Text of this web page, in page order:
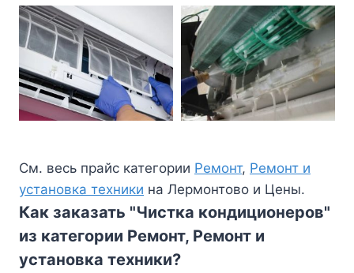
См. весь прайс категории Ремонт, Ремонт и
установка техники на Лермонтово и Цены.
Как заказать "Чистка кондиционеров"
из категории Ремонт, Ремонт и
установка техники?